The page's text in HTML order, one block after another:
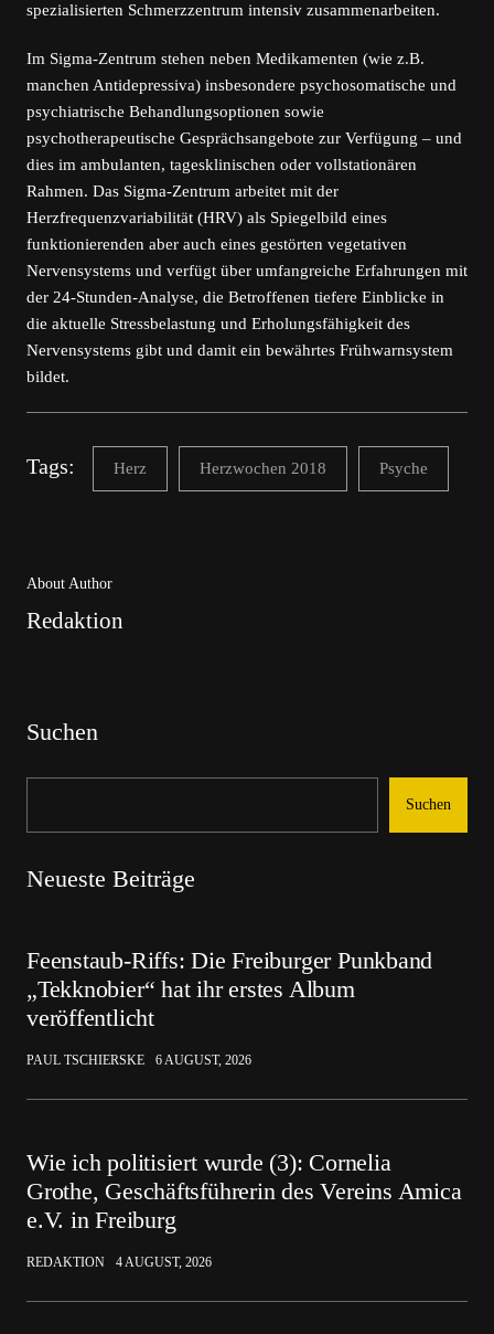
spezialisierten Schmerzzentrum intensiv zusammenarbeiten.
Im Sigma-Zentrum stehen neben Medikamenten (wie z.B.
manchen Antidepressiva) insbesondere psychosomatische und
psychiatrische Behandlungsoptionen sowie
psychotherapeutische Gesprächsangebote zur Verfügung – und
dies im ambulanten, tagesklinischen oder vollstationären
Rahmen. Das Sigma-Zentrum arbeitet mit der
Herzfrequenzvariabilität (HRV) als Spiegelbild eines
funktionierenden aber auch eines gestörten vegetativen
Nervensystems und verfügt über umfangreiche Erfahrungen mit
der 24-Stunden-Analyse, die Betroffenen tiefere Einblicke in
die aktuelle Stressbelastung und Erholungsfähigkeit des
Nervensystems gibt und damit ein bewährtes Frühwarnsystem
bildet.
Tags: Herz Herzwochen 2018 Psyche
About Author
Redaktion
Suchen
Suchen
Neueste Beiträge
Feenstaub-Riffs: Die Freiburger Punkband
„Tekknobier“ hat ihr erstes Album
veröffentlicht
PAUL TSCHIERSKE 6 AUGUST, 2026
Wie ich politisiert wurde (3): Cornelia
Grothe, Geschäftsführerin des Vereins Amica
e.V. in Freiburg
REDAKTION 4 AUGUST, 2026